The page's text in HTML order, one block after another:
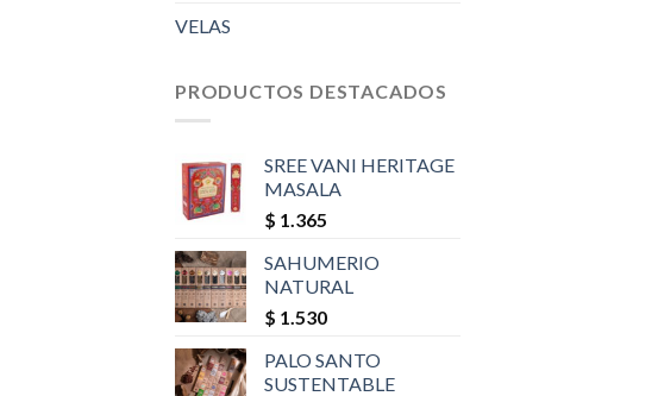
VELAS
PRODUCTOS DESTACADOS
SREE VANI HERITAGE
MASALA
$ 1.365
SAHUMERIO
NATURAL
$ 1.530
PALO SANTO
SUSTENTABLE